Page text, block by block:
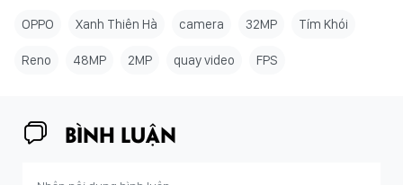
OPPO Xanh Thiên Hà camera 32MP Tím Khói
Reno 48MP 2MP quay video FPS
BÌNH LUẬN